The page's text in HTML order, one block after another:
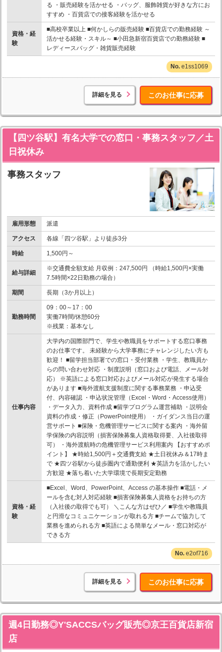
る ・販売経験を活かせる ・バッグ、服飾雑貨が好きな方にお
すすめ ・百貨店での接客経験を活かせる
資格・経
験
■高校卒業以上 ■何かしらの販売経験 ■百貨店での勤務経験 ～
活かせる経験・スキル～ ■小田急新宿百貨店での勤務経験 ■
レディースバッグ・雑貨販売経験
e1ss1069
詳細を見る このお仕事に応募
【四ツ谷駅】有名大学での窓口・事務スタッフ／土
日祝休み
事務スタッフ
雇用形態 派遣
アクセス 各線「四ツ谷駅」より徒歩3分
時給 1,500円～
給与詳細
※交通費全額支給 月収例：247,500円 （時給1,500円×実働
7.5時間×22日勤務の場合）
期間 長期（3か月以上）
勤務時間
09：00～17：00
実働7時間/休憩60分
※残業：基本なし
仕事内容
大学内の国際部門で、学生や教職員をサポートする窓口事務
のお仕事です。 未経験から大学事務にチャレンジしたい方も
歓迎！ ■留学担当部署での窓口・受付業務 ・学生、教職員か
らの問い合わせ対応 ・制度説明（窓口および電話、メール対
応） ※英語による窓口対応およびメール対応が発生する場合
があります ■海外渡航支援制度に関する事務業務 ・申込受
付、内容確認 ・申込状況管理（Excel・Word・Access使用）
・データ入力、資料作成 ■留学プログラム運営補助 ・説明会
資料の作成・修正（PowerPoint使用） ・ガイダンス当日の運
営サポート ■保険・危機管理サービスに関する案内 ・海外留
学保険の内容説明（損害保険募集人資格取得要、入社後取得
可） ・海外渡航時の危機管理サービス利用案内 【おすすめポ
イント】 ★時給1,500円＋交通費支給 ★土日祝休み＆17時ま
で ★四ツ谷駅から徒歩圏内で通勤便利 ★英語力を活かしたい
方歓迎 ★落ち着いた大学環境で長期安定勤務
資格・経
験
■Excel、Word、PowerPoint、Access の基本操作 ■電話・メ
ールを含む対人対応経験 ■損害保険募集人資格をお持ちの方
（入社後の取得でも可） ＼こんな方はぜひ／ ■学生や教職員
と円滑なコミュニケーションが取れる方 ■チームで協力して
業務を進められる方 ■英語による簡単なメール・窓口対応が
できる方
e2of716
詳細を見る このお仕事に応募
週4日勤務◎Y'SACCSバッグ販売◎京王百貨店新宿
店